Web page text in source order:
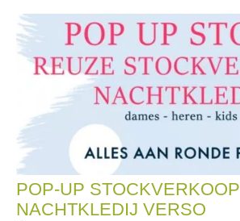
POP-UP STOCKVERKOOP
NACHTKLEDIJ VERSO